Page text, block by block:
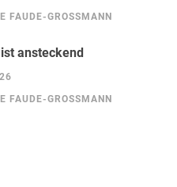
FAUDE-GROSSMANN
ist ansteckend
FAUDE-GROSSMANN